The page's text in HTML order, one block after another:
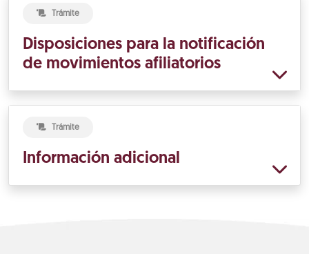
Trámite
Disposiciones para la notificación
de movimientos afiliatorios
Trámite
Información adicional